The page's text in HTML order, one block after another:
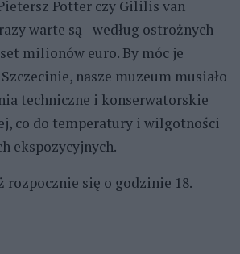
Potter czy Gililis van
warte są - według ostrożnych
milionów euro. By móc je
nasze muzeum musiało
techniczne i konserwatorskie
co do temperatury i wilgotności
ekspozycyjnych.
rozpocznie się o godzinie 18.